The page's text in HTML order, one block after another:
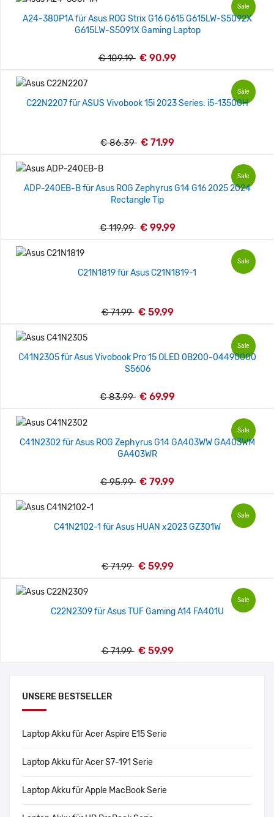
UNSERE BESTSELLER
Laptop Akku für Acer Aspire E15 Serie
Laptop Akku für Acer S7-191 Serie
Laptop Akku für Apple MacBook Serie
Sale
A24-380P1A für Asus ROG Strix G16 G615 G615LW-S5092X
G615LW-S5091X Gaming Laptop
€ 109.19 € 90.99
Sale
C22N2207 für ASUS Vivobook 15i 2023 Series: i5-13500H
€ 86.39 € 71.99
Sale
ADP-240EB-B für Asus ROG Zephyrus G14 G16 2025 2024
Rectangle Tip
€ 119.99 € 99.99
Sale
C21N1819 für Asus C21N1819-1
€ 71.99 € 59.99
Sale
C41N2305 für Asus Vivobook Pro 15 OLED 0B200-04490000
S5606
€ 83.99 € 69.99
Sale
C41N2302 für Asus ROG Zephyrus G14 GA403WW GA403WM
GA403WR
€ 95.99 € 79.99
Sale
C41N2102-1 für Asus HUAN x2023 GZ301W
€ 71.99 € 59.99
Sale
C22N2309 für Asus TUF Gaming A14 FA401U
€ 71.99 € 59.99